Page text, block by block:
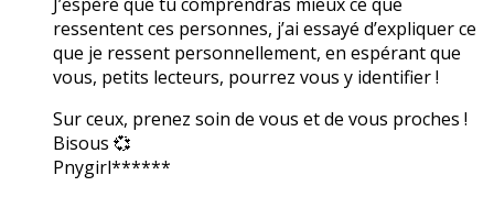
ressentent ces personnes, j’ai essayé d’expliquer ce
que je ressent personnellement, en espérant que
vous, petits lecteurs, pourrez vous y identifier !
Sur ceux, prenez soin de vous et de vous proches !
Bisous 💞
Pnygirl******